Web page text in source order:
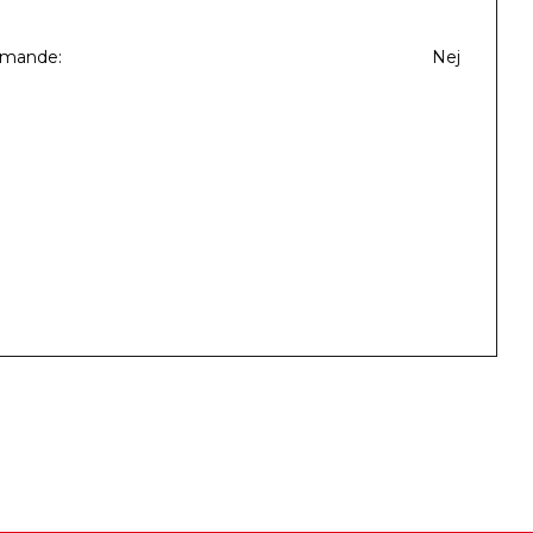
Nej